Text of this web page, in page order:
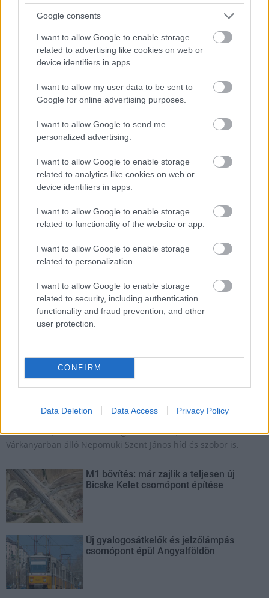
Google consents
I want to allow Google to enable storage
related to advertising like cookies on web or
device identifiers in apps.
I want to allow my user data to be sent to
Google for online advertising purposes.
I want to allow Google to send me
personalized advertising.
I want to allow Google to enable storage
related to analytics like cookies on web or
device identifiers in apps.
I want to allow Google to enable storage
related to functionality of the website or app.
I want to allow Google to enable storage
related to personalization.
I want to allow Google to enable storage
related to security, including authentication
functionality and fraud prevention, and other
user protection.
CONFIRM
Data Deletion Data Access Privacy Policy
munkákon a Veolia és a Délút dolgozhat.
Drávai vízkivételre épülő
öntözőrendszert valósít meg a magyar–
horvát konzorcium
tanösvényt kap a győri Holt-Marcal
műemlék műemlékfelújítás
Történelmi táj, amelynek minden köve mesél –
műemlékek, köztük a különleges Műromok, valamint a közeli
Várkanyarban álló Nepomuki Szent János híd és szobor is.
M1 bővítés: már zajlik a teljesen új
Bicske Kelet csomópont építése
Új gyalogosátkelők és jelzőlámpás
csomópont épül Angyalföldön